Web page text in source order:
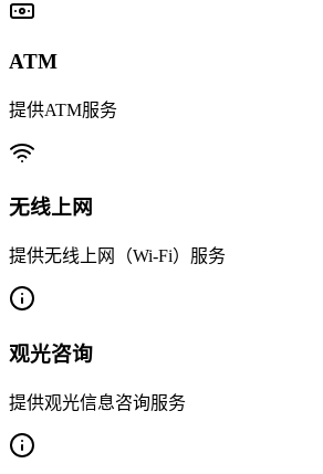
ATM
提供ATM服务
无线上网
提供无线上网（Wi-Fi）服务
观光咨询
提供观光信息咨询服务